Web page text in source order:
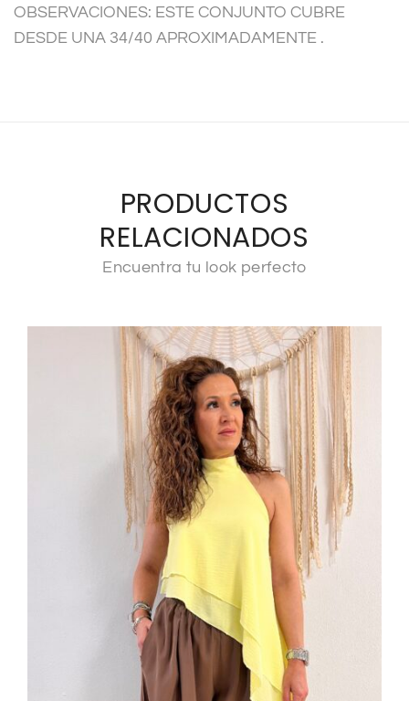
OBSERVACIONES: ESTE CONJUNTO CUBRE
DESDE UNA 34/40 APROXIMADAMENTE .
PRODUCTOS
RELACIONADOS
Encuentra tu look perfecto